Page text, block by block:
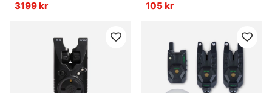
3199 kr
105 kr